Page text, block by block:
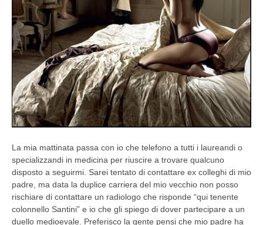
La mia mattinata passa con io che telefono a tutti i laureandi o
specializzandi in medicina per riuscire a trovare qualcuno
disposto a seguirmi. Sarei tentato di contattare ex colleghi di mio
padre, ma data la duplice carriera del mio vecchio non posso
rischiare di contattare un radiologo che risponde “qui tenente
colonnello Santini” e io che gli spiego di dover partecipare a un
duello medioevale. Preferisco la gente pensi che mio padre ha